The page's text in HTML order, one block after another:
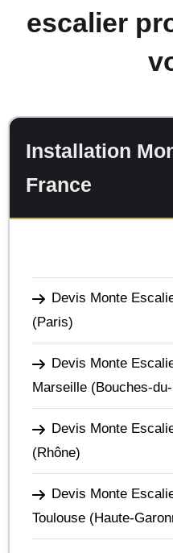
escalier
Installation
France
Devis Monte
(Paris)
Devis Monte
Marseille (Bouches-
Devis Monte
(Rhône)
Devis Monte
Toulouse (Haute-